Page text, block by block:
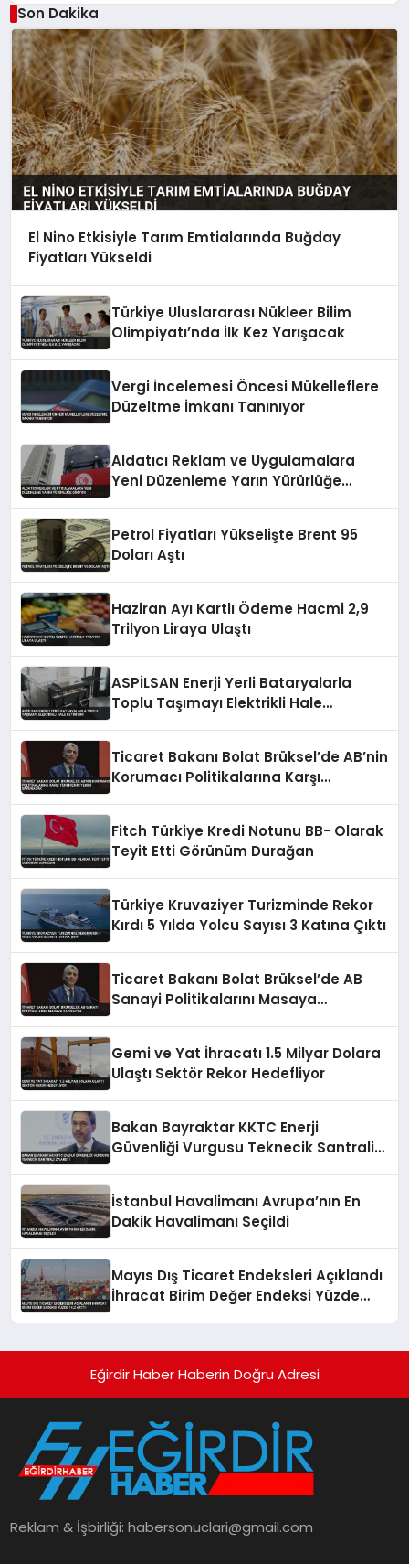
Son Dakika
El Nino Etkisiyle Tarım Emtialarında Buğday
Fiyatları Yükseldi
Türkiye Uluslararası Nükleer Bilim
Olimpiyatı’nda İlk Kez Yarışacak
Vergi İncelemesi Öncesi Mükelleflere
Düzeltme İmkanı Tanınıyor
Aldatıcı Reklam ve Uygulamalara
Yeni Düzenleme Yarın Yürürlüğe
Petrol Fiyatları Yükselişte Brent 95
Doları Aştı
Haziran Ayı Kartlı Ödeme Hacmi 2,9
Trilyon Liraya Ulaştı
ASPİLSAN Enerji Yerli Bataryalarla
Toplu Taşımayı Elektrikli Hale
Ticaret Bakanı Bolat Brüksel’de AB’nin
Korumacı Politikalarına Karşı
Fitch Türkiye Kredi Notunu BB- Olarak
Teyit Etti Görünüm Durağan
Türkiye Kruvaziyer Turizminde Rekor
Kırdı 5 Yılda Yolcu Sayısı 3 Katına Çıktı
Ticaret Bakanı Bolat Brüksel’de AB
Sanayi Politikalarını Masaya
Gemi ve Yat İhracatı 1.5 Milyar Dolara
Ulaştı Sektör Rekor Hedefliyor
Bakan Bayraktar KKTC Enerji
Güvenliği Vurgusu Teknecik Santrali
İstanbul Havalimanı Avrupa’nın En
Dakik Havalimanı Seçildi
Mayıs Dış Ticaret Endeksleri Açıklandı
İhracat Birim Değer Endeksi Yüzde
Eğirdir Haber Haberin Doğru Adresi
Reklam & İşbirliği:habersonuclari@gmail.com